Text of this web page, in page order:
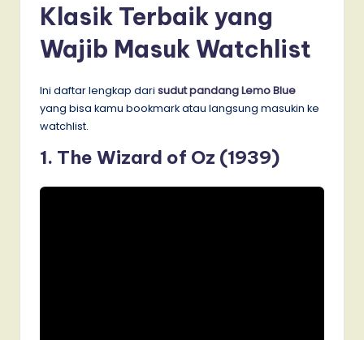
Klasik Terbaik yang
Wajib Masuk Watchlist
Ini daftar lengkap dari sudut pandang Lemo Blue
yang bisa kamu bookmark atau langsung masukin ke
watchlist.
1. The Wizard of Oz (1939)